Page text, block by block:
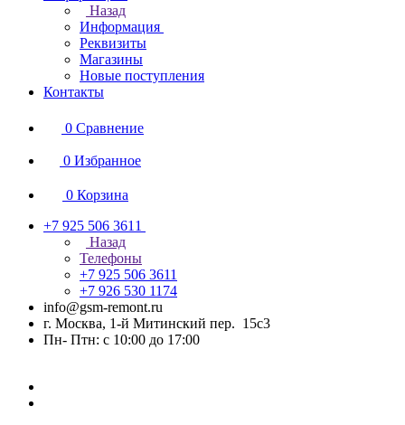
Назад
Информация
Реквизиты
Магазины
Новые поступления
Контакты
0 Сравнение
0 Избранное
0 Корзина
+7 925 506 3611
Назад
Телефоны
+7 925 506 3611
+7 926 530 1174
info@gsm-remont.ru
г. Москва, 1-й Митинский пер. 15с3
Пн- Птн: с 10:00 до 17:00